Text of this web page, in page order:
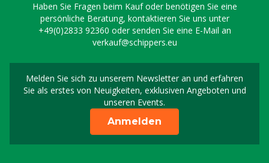
Haben Sie Fragen beim Kauf oder benötigen Sie eine
persönliche Beratung, kontaktieren Sie uns unter
+49(0)2833 92360 oder senden Sie eine E-Mail an
verkauf@schippers.eu
Melden Sie sich zu unserem Newsletter an und erfahren
Sie als erstes von Neuigkeiten, exklusiven Angeboten und
unseren Events.
Melden Sie sich für
Anmelden